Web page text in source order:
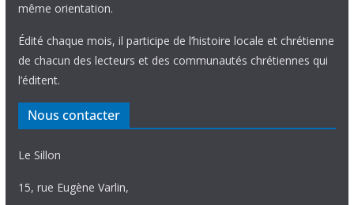
même orientation.
Édité chaque mois, il participe de l’histoire locale et chrétienne
de chacun des lecteurs et des communautés chrétiennes qui
l’éditent.
Nous contacter
Le Sillon
15, rue Eugène Varlin,